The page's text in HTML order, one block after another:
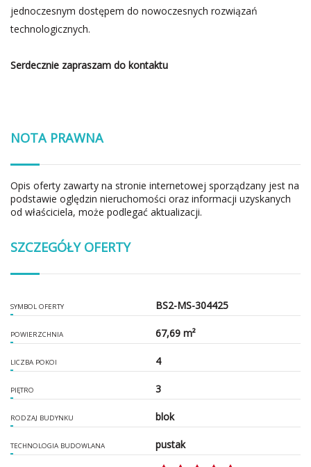
jednoczesnym dostępem do nowoczesnych rozwiązań
technologicznych.
Serdecznie zapraszam do kontaktu
NOTA PRAWNA
Opis oferty zawarty na stronie internetowej sporządzany jest na
podstawie oględzin nieruchomości oraz informacji uzyskanych
od właściciela, może podlegać aktualizacji.
SZCZEGÓŁY OFERTY
SYMBOL OFERTY BS2-MS-304425
POWIERZCHNIA 67,69 m²
LICZBA POKOI 4
PIĘTRO 3
RODZAJ BUDYNKU blok
TECHNOLOGIA BUDOWLANA pustak